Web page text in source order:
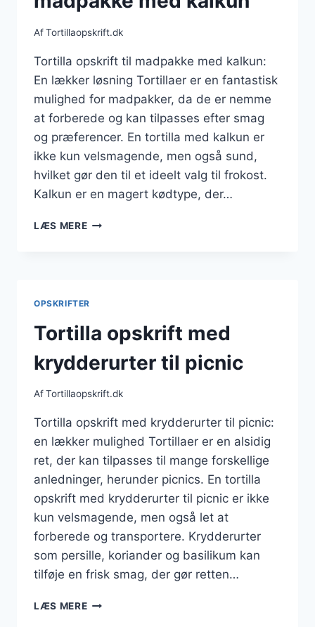
AfTortillaopskrift.dk
Tortilla opskrift til madpakke med kalkun:
En lækker løsning Tortillaer er en fantastisk
mulighed for madpakker, da de er nemme
at forberede og kan tilpasses efter smag
og præferencer. En tortilla med kalkun er
ikke kun velsmagende, men også sund,
hvilket gør den til et ideelt valg til frokost.
Kalkun er en magert kødtype, der…
LÆS MERETORTILLA
OPSKRIFTER
Tortilla opskrift med
krydderurter til picnic
AfTortillaopskrift.dk
Tortilla opskrift med krydderurter til picnic:
en lækker mulighed Tortillaer er en alsidig
ret, der kan tilpasses til mange forskellige
anledninger, herunder picnics. En tortilla
opskrift med krydderurter til picnic er ikke
kun velsmagende, men også let at
forberede og transportere. Krydderurter
som persille, koriander og basilikum kan
tilføje en frisk smag, der gør retten…
LÆS MERETORTILLA